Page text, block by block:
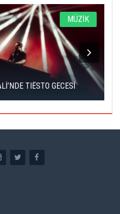
MÜZİK
TIËSTO GECESİ